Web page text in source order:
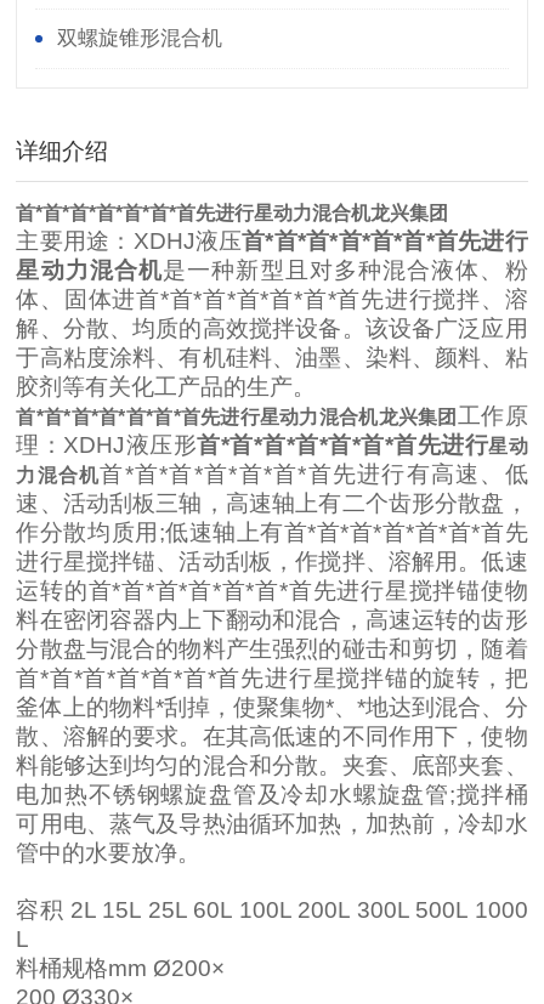
双螺旋锥形混合机
详细介绍
首*首*首*首*首*首*首先进行星动力混合机龙兴集团
主要用途：XDHJ液压首*首*首*首*首*首*首先进行
星动力混合机是一种新型且对多种混合液体、粉
体、固体进首*首*首*首*首*首*首先进行搅拌、溶
解、分散、均质的高效搅拌设备。该设备广泛应用
于高粘度涂料、有机硅料、油墨、染料、颜料、粘
胶剂等有关化工产品的生产。
首*首*首*首*首*首*首先进行星动力混合机龙兴集团 工作原
理：XDHJ液压形首*首*首*首*首*首*首先进行星动
力混合机首*首*首*首*首*首*首先进行有高速、低
速、活动刮板三轴，高速轴上有二个齿形分散盘，
作分散均质用;低速轴上有首*首*首*首*首*首*首先
进行星搅拌锚、活动刮板，作搅拌、溶解用。低速
运转的首*首*首*首*首*首*首先进行星搅拌锚使物
料在密闭容器内上下翻动和混合，高速运转的齿形
分散盘与混合的物料产生强烈的碰击和剪切，随着
首*首*首*首*首*首*首先进行星搅拌锚的旋转，把
釜体上的物料*刮掉，使聚集物*、*地达到混合、分
散、溶解的要求。在其高低速的不同作用下，使物
料能够达到均匀的混合和分散。夹套、底部夹套、
电加热不锈钢螺旋盘管及冷却水螺旋盘管;搅拌桶
可用电、蒸气及导热油循环加热，加热前，冷却水
管中的水要放净。
容积 2L 15L 25L 60L 100L 200L 300L 500L 1000
L
料桶规格mm Ø200×
200 Ø330×